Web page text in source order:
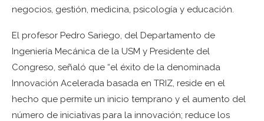
negocios, gestión, medicina, psicología y educación.
El profesor Pedro Sariego, del Departamento de
Ingeniería Mecánica de la USM y Presidente del
Congreso, señaló que “el éxito de la denominada
Innovación Acelerada basada en TRIZ, reside en el
hecho que permite un inicio temprano y el aumento del
número de iniciativas para la innovación; reduce los